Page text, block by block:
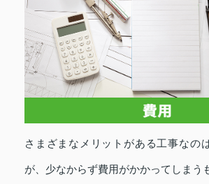
さまざまなメリットがある工事なの
が、少なからず費用がかかってしまう